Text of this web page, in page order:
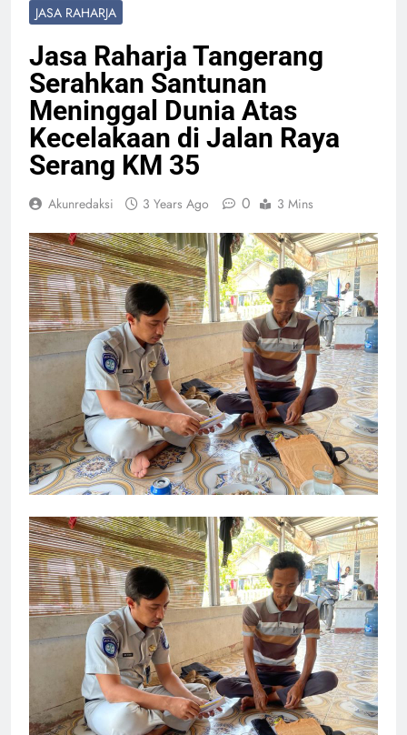
JASA RAHARJA
Jasa Raharja Tangerang
Serahkan Santunan
Meninggal Dunia Atas
Kecelakaan di Jalan Raya
Serang KM 35
Akunredaksi 3 Years Ago 0 3 Mins